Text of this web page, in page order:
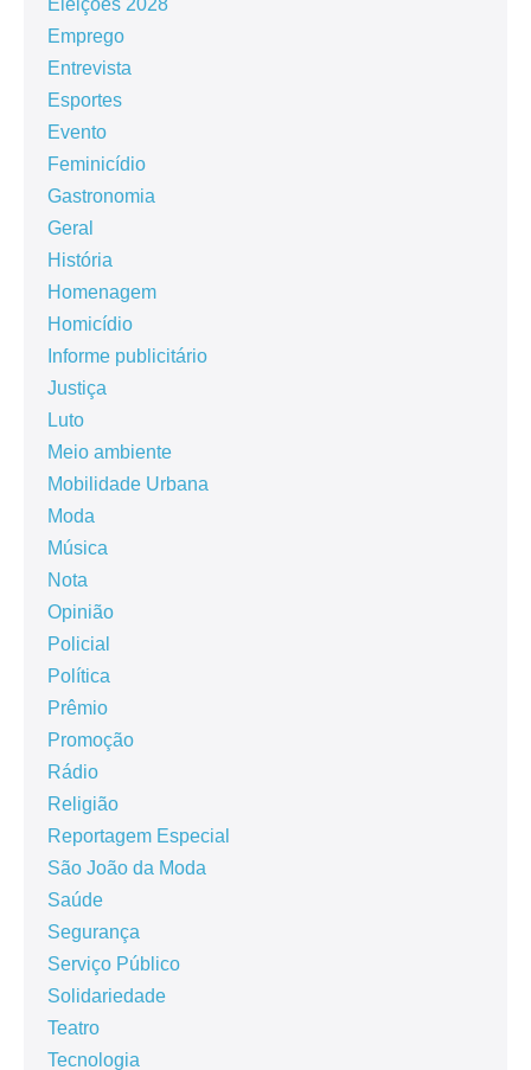
Emprego
Entrevista
Esportes
Evento
Feminicídio
Gastronomia
Geral
História
Homenagem
Homicídio
Informe publicitário
Justiça
Luto
Meio ambiente
Mobilidade Urbana
Moda
Música
Nota
Opinião
Policial
Política
Prêmio
Promoção
Rádio
Religião
Reportagem Especial
São João da Moda
Saúde
Segurança
Serviço Público
Solidariedade
Teatro
Tecnologia